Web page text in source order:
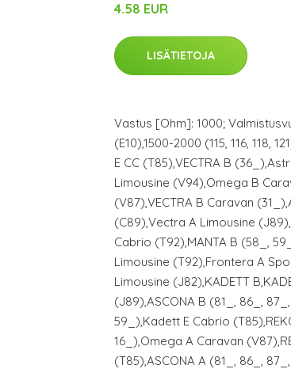
4.58 EUR
LISÄTIETOJA
Vastus [Ohm]: 1000;
(E10),1500-2000 (115, 116, 118,
E CC (T85),VECTRA B
Limousine (V94),Omega B
(V87),VECTRA B Caravan
(C89),Vectra A Limousine
Cabrio (T92),MANTA B (58_,
Limousine (T92),Frontera A
Limousine (J82),KADETT
(J89),ASCONA B (81_, 86_,
59_),Kadett E Cabrio
16_),Omega A Caravan
(T85),ASCONA A (81_, 86_,